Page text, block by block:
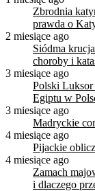
Zbrodnia
prawda o
2 miesiące ago
Siódma
choroby i
3 miesiące ago
Polski Luksor
Egiptu w
3 miesiące ago
Madryckie
4 miesiące ago
Pijackie
4 miesiące ago
Zamach
i dlaczego